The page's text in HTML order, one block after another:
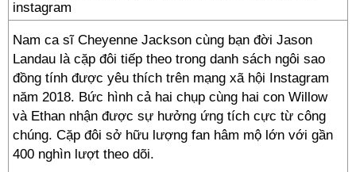
Nam ca sĩ Cheyenne Jackson cùng bạn đời Jason
Landau là cặp đôi tiếp theo trong danh sách ngôi sao
đồng tính được yêu thích trên mạng xã hội Instagram
năm 2018. Bức hình cả hai chụp cùng hai con Willow
và Ethan nhận được sự hưởng ứng tích cực từ công
chúng. Cặp đôi sở hữu lượng fan hâm mộ lớn với gần
400 nghìn lượt theo dõi.